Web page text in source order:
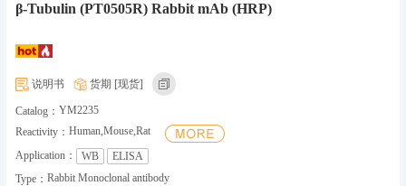
β-Tubulin (PT0505R) Rabbit mAb (HRP)
说明书 货期 [现货]
Catalog： YM2235
Reactivity： Human,Mouse,Rat
Application：
WB
ELISA
Type： Rabbit Monoclonal antibody